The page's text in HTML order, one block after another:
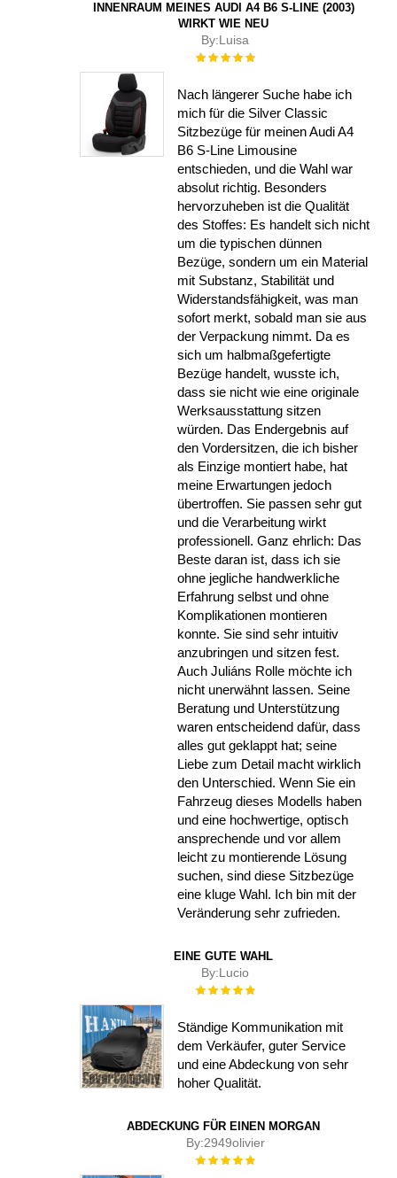
NNENRAUM MEINES AUDI A4 B6 S-LINE (2003) W
IRKT WIE NEU
By:Luisa
Rating:
Nach längerer Suche habe ich
mich für die Silver Classic
Sitzbezüge für meinen Audi A4
B6 S-Line Limousine
entschieden, und die Wahl war
absolut richtig. Besonders
hervorzuheben ist die Qualität
des Stoffes: Es handelt sich nicht
um die typischen dünnen
Bezüge, sondern um ein Material
mit Substanz, Stabilität und
Widerstandsfähigkeit, was man
sofort merkt, sobald man sie aus
der Verpackung nimmt. Da es
sich um halbmaßgefertigte
Bezüge handelt, wusste ich,
dass sie nicht wie eine originale
Werksausstattung sitzen
würden. Das Endergebnis auf
den Vordersitzen, die ich bisher
als Einzige montiert habe, hat
meine Erwartungen jedoch
übertroffen. Sie passen sehr gut
und die Verarbeitung wirkt
professionell. Ganz ehrlich: Das
Beste daran ist, dass ich sie
ohne jegliche handwerkliche
Erfahrung selbst und ohne
Komplikationen montieren
konnte. Sie sind sehr intuitiv
anzubringen und sitzen fest.
Auch Juliáns Rolle möchte ich
nicht unerwähnt lassen. Seine
Beratung und Unterstützung
waren entscheidend dafür, dass
alles gut geklappt hat; seine
Liebe zum Detail macht wirklich
den Unterschied. Wenn Sie ein
Fahrzeug dieses Modells haben
und eine hochwertige, optisch
ansprechende und vor allem
leicht zu montierende Lösung
suchen, sind diese Sitzbezüge
eine kluge Wahl. Ich bin mit der
Veränderung sehr zufrieden.
EINE GUTE WAHL
By:Lucio
Rating:
Ständige Kommunikation mit
dem Verkäufer, guter Service
und eine Abdeckung von sehr
hoher Qualität.
ABDECKUNG FÜR EINEN MORGAN
By:2949olivier
Rating: